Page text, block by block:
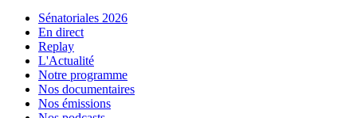
Sénatoriales 2026
En direct
Replay
L'Actualité
Notre programme
Nos documentaires
Nos émissions